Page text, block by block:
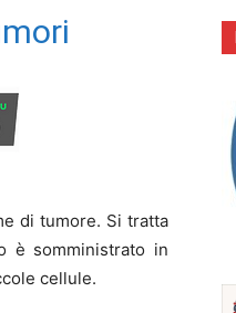
di tumore. Si tratta
è somministrato in
cellule.